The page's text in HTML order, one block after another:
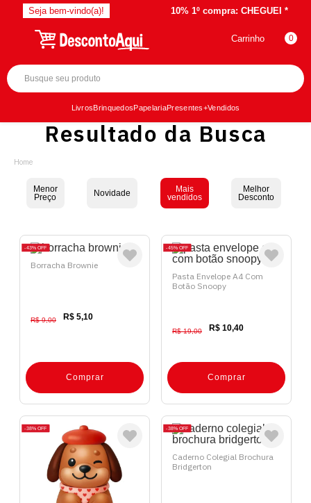
Seja bem-vindo(a)! 10% 1º compra: CHEGUEI *
Carrinho 0
LivrosBrinquedosPapelariaPresentes+Vendidos
Resultado da Busca
Menor
Preço
Novidade
Mais
vendidos
Melhor
Desconto
43% OFF
Borracha Brownie
R$ 9,00 R$ 5,10
Comprar
45% OFF
Pasta Envelope A4 Com
Botão Snoopy
R$ 19,00 R$ 10,40
Comprar
38% OFF 38% OFF
Caderno Colegial Brochura
Bridgerton